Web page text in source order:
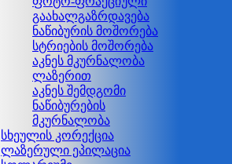
გაახალგაზრდავება
ნაწიბურის მოშორება
სტრიების მოშორება
აკნეს მკურნალობა
ლაზერით
აკნეს შემდგომი
ნაწიბურების
მკურნალობა
სხეულის კორექცია
ლაზერული ეპილაცია